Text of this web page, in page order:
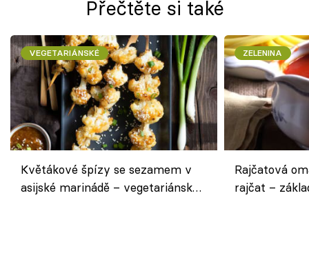
Přečtěte si také
VEGETARIÁNSKÉ
Květákové špízy se sezamem v
asijské marinádě – vegetariánská
ZELENINA
Rajčatová
rajčat –